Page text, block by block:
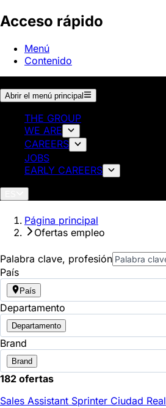
Acceso rápido
Menú
Contenido
Abrir el menú principal
THE GROUP
WE ARE
CAREERS
JOBS
EARLY CAREERS
Página principal
Ofertas empleo
Palabra clave, profesión
País
País
Departamento
Departamento
Brand
Brand
182 ofertas
Sales Assistant Sprinter Ciudad Real